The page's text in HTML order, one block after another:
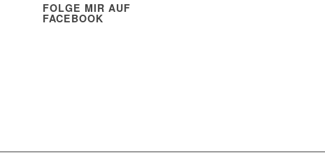
FOLGE MIR AUF
FACEBOOK